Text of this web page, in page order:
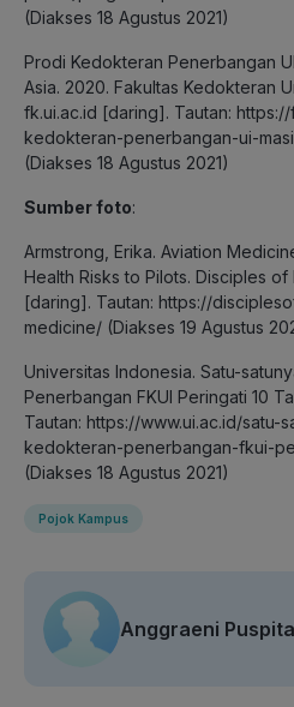
(Diakses 18 Agustus 2021)
Prodi Kedokteran Penerbangan
Asia. 2020. Fakultas Kedokteran
fk.ui.ac.id [daring]. Tautan:
kedokteran-penerbangan-ui-
(Diakses 18 Agustus 2021)
Sumber foto:
Armstrong, Erika. Aviation
Health Risks to Pilots. Disciples
[daring]. Tautan: https://
medicine/ (Diakses 19 Agustus
Universitas Indonesia. Satu-
Penerbangan FKUI Peringati 10
Tautan: https://www.ui.ac.id/satu-
kedokteran-penerbangan-fkui-
(Diakses 18 Agustus 2021)
Pojok Kampus
Anggraeni